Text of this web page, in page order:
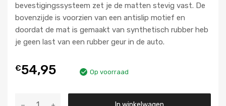
bevestigingssysteem zet je de matten stevig vast. De
bovenzijde is voorzien van een antislip motief en
doordat de mat is gemaakt van synthetisch rubber heb
je geen last van een rubber geur in de auto.
€54,95 Op voorraad